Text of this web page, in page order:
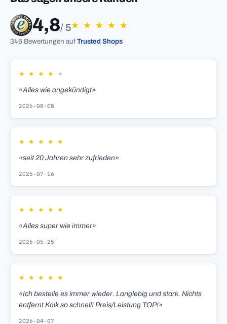
4,8/ 5★ ★ ★ ★ ★
346 Bewertungen auf Trusted Shops
★ ★ ★ ★ ★
«Alles wie angekündigt»
2026-08-08
★ ★ ★ ★ ★
«seit 20 Jahren sehr zufrieden»
2026-07-16
★ ★ ★ ★ ★
«Alles super wie immer»
2026-05-25
★ ★ ★ ★ ★
«Ich bestelle es immer wieder. Langlebig und stark. Nichts
entfernt Kalk so schnell! Preis/Leistung TOP!»
2026-04-07